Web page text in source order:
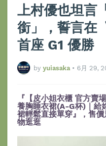
上村優也坦言
銜」，誓言在
首座 G1 優勝
by yuiasaka • 6月 29,
『【皮小姐衣櫃 官方
養胸睡衣裙(A-G杯)｜給
裙輕鬆直接單穿』，售
物逛逛